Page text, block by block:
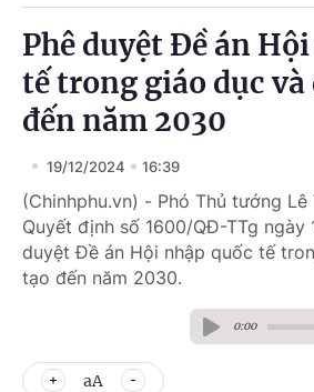
Phê duyệt Đề án
tế trong giáo dục và
đến năm 2030
19/12/2024 16:39
(Chinhphu.vn) - Phó Thủ tướng
Quyết định số 1600/QĐ-TTg ngày
duyệt Đề án Hội nhập quốc tế
tạo đến năm 2030.
0:00
aA